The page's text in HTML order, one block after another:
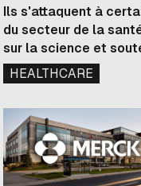
Ils s'attaquent à
du secteur de la
sur la science et
HEALTHCARE